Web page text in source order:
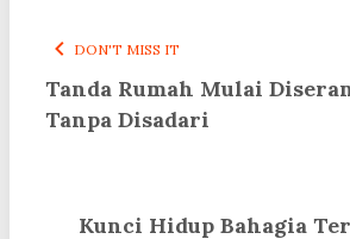
DON'T MISS IT
Tanda Rumah Mulai
Tanpa Disadari
Kunci Hidup Bahagia